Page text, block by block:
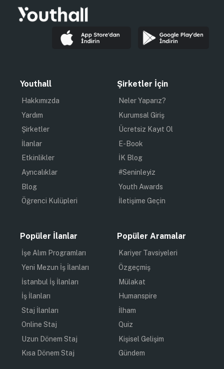
Youthall
Hakkımızda
Yardım
Şirketler
İlanlar
Etkinlikler
Ayrıcalıklar
Blog
Öğrenci Kulüpleri
Şirketler İçin
Neler Yaparız?
Kurumsal Giriş
Ücretsiz Kayıt Ol
E-Book
İK Blog
#Seninleyiz
Youth Awards
İletişime Geçin
Popüler İlanlar
İşe Alım Programları
Yeni Mezun İş İlanları
İstanbul İş İlanları
İş İlanları
Staj İlanları
Online Staj
Uzun Dönem Staj
Kısa Dönem Staj
Popüler Aramalar
Kariyer Tavsiyeleri
Özgeçmiş
Mülakat
Humanspire
İlham
Quiz
Kişisel Gelişim
Gündem